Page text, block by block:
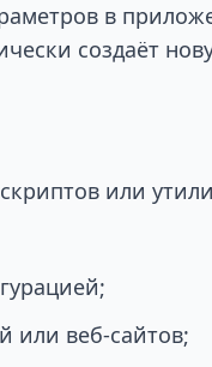
в
создаёт
или
или веб-сайтов;